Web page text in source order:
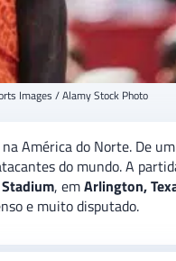
Images / Alamy Stock Photo
América do Norte. De
do mundo. A
Stadium, emArlington,
e muito disputado.